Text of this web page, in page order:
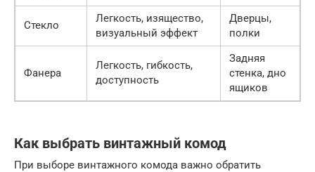
Стекло
Легкость, изящество,
визуальный эффект
Дверцы,
полки
Фанера
Легкость, гибкость,
доступность
Задняя
стенка, дно
ящиков
Как выбрать винтажный комод
При выборе винтажного комода важно обратить